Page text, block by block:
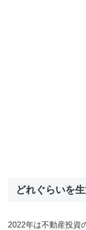
どれぐらいを
2022年は不動産投資